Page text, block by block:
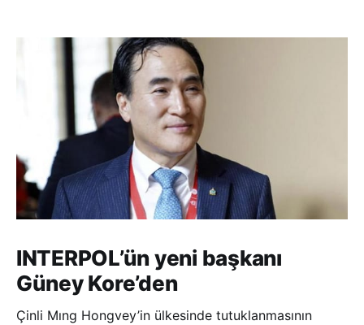
INTERPOL’ün yeni başkanı
Güney Kore’den
Çinli Mıng Hongvey’in ülkesinde tutuklanmasının